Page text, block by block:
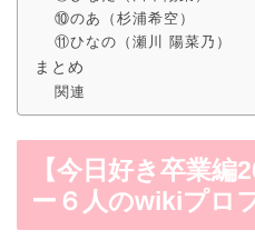
⑩のあ（杉浦希空）
⑪ひなの（瀬川 陽菜乃）
まとめ
関連
【今日好き卒業
ー６人のwikiプロ